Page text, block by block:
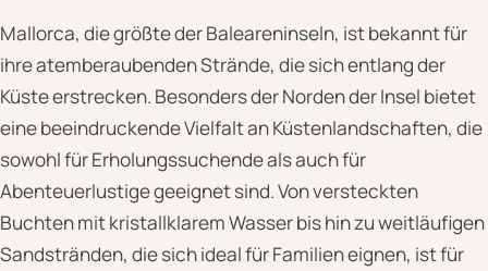
Mallorca, die größte der Baleareninseln, ist bekannt für
ihre atemberaubenden Strände, die sich entlang der
Küste erstrecken. Besonders der Norden der Insel bietet
eine beeindruckende Vielfalt an Küstenlandschaften, die
sowohl für Erholungssuchende als auch für
Abenteuerlustige geeignet sind. Von versteckten
Buchten mit kristallklarem Wasser bis hin zu weitläufigen
Sandstränden, die sich ideal für Familien eignen, ist für